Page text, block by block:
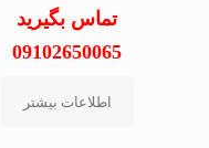
تماس بگیرید
09102650065
اطلاعات بیشتر